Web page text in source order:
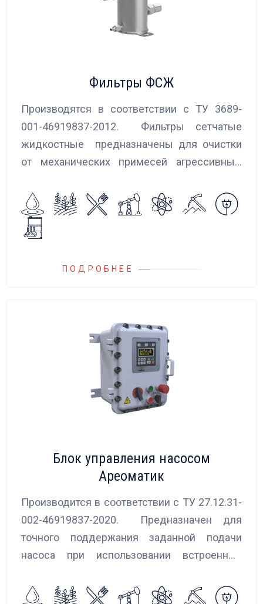
Фильтры ФСЖ
Производятся в соответствии с ТУ 3689-
001-46919837-2012. Фильтры сетчатые
жидкостные предназначены для очистки
от механических примесей агрессивных,
и суспензий. Фильтры устанавливаются
на всасывающих линиях дозировочных
насосных агрегатов и установок.
ПОДРОБНЕЕ
Блок управления насосом
Ареоматик
Производится в соответствии с ТУ 27.12.31-
002-46919837-2020. Предназначен для
точного поддержания заданной подачи
насоса при использовании встроенных
Блок управления Ареоматик совместим с